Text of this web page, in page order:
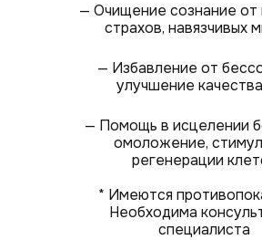
— Очищение сознание от
страхов, навязчивых
— Избавление от
улучшение
— Помощь в исцелении
омоложение,
регенерации
* Имеются
Необходима
специалиста